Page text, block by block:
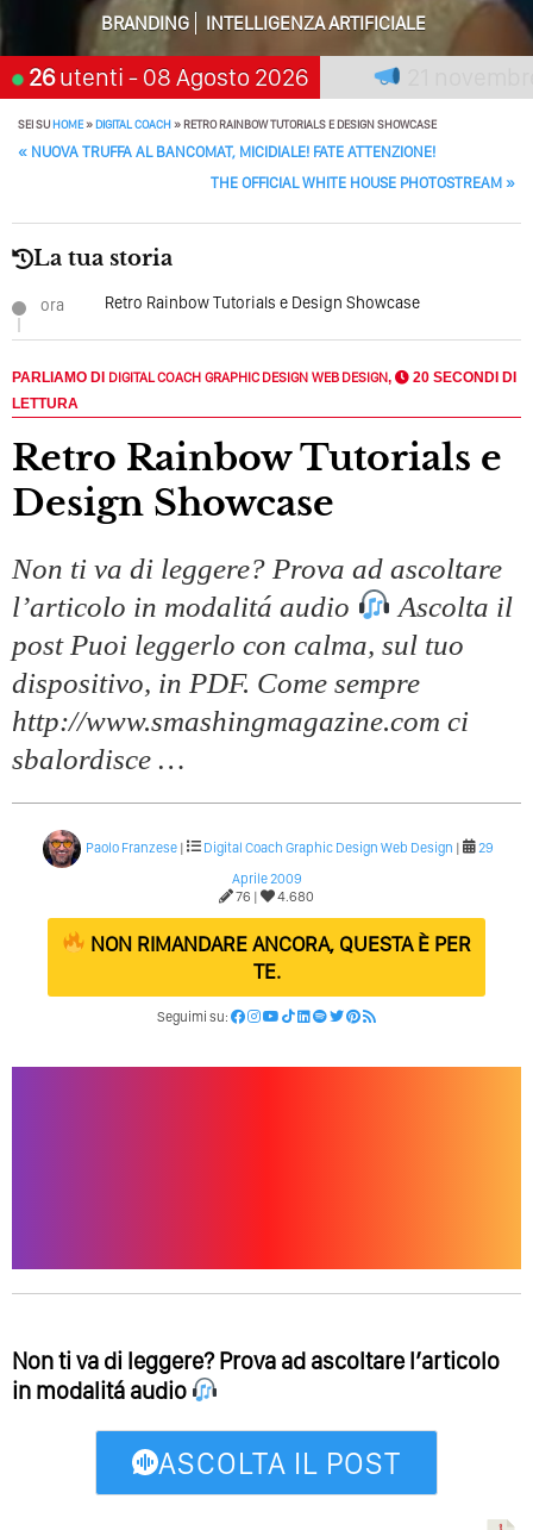
Perché Pubblicare Non Basta Più? Contenuti Di Valore O
Solo Rumore…
Perché Non Guadagni Sui Social Media? Probabilmente
Tutto Peggiorerà
Quali Sono Gli Errori Della Comunicazione Politica? Il
Caso Delle Braccia Incrociate
Come Promuoversi Nel Wedding? Il Mio Intervento Per
L’Accademia Del Wedding
BRANDING
INTELLIGENZA ARTIFICIALE
26utenti - 08 Agosto 2026
chi aspetta, scegli: 21 novembre
SEI SUHOME»DIGITAL COACH»RETRO RAINBOW TUTORIALS E DESIGN SHOWCASE
POST NAVIGATION
« NUOVA TRUFFA AL BANCOMAT, MICIDIALE! FATE ATTENZIONE!
THE OFFICIAL WHITE HOUSE PHOTOSTREAM »
La tua storia
ora Retro Rainbow Tutorials e Design Showcase
PARLIAMO DI DIGITAL COACH GRAPHIC DESIGN WEB DESIGN,
20 SECONDI DI
LETTURA
Retro Rainbow Tutorials e
Design Showcase
Non ti va di leggere? Prova ad ascoltare
l’articolo in modalitá audio
Ascolta il
post Puoi leggerlo con calma, sul tuo
dispositivo, in PDF. Come sempre
http://www.smashingmagazine.com ci
sbalordisce …
Paolo Franzese| Digital Coach Graphic Design Web Design |
29
Aprile 2009
76 |
4.680
NON RIMANDARE ANCORA, QUESTA È PER
TE.
Seguimi su:
Non ti va di leggere? Prova ad ascoltare l’articolo
in modalitá audio
ASCOLTA IL POST